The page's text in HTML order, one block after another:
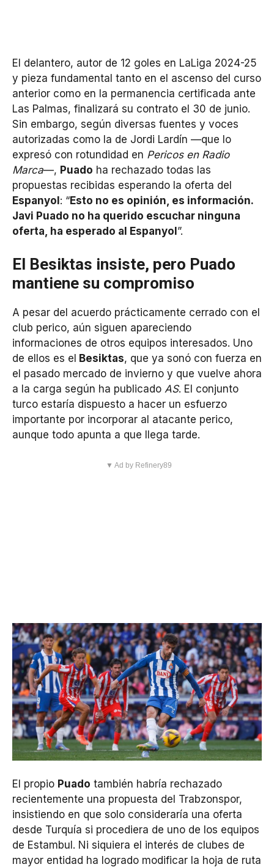
El delantero, autor de 12 goles en LaLiga 2024-25
y pieza fundamental tanto en el ascenso del curso
anterior como en la permanencia certificada ante
Las Palmas, finalizará su contrato el 30 de junio.
Sin embargo, según diversas fuentes y voces
autorizadas como la de Jordi Lardín —que lo
expresó con rotundidad en Pericos en Radio
Marca—, Puado ha rechazado todas las
propuestas recibidas esperando la oferta del
Espanyol : “Esto no es opinión, es información.
Javi Puado no ha querido escuchar ninguna
oferta, ha esperado al Espanyol ”.
El Besiktas insiste, pero Puado
mantiene su compromiso
A pesar del acuerdo prácticamente cerrado con el
club perico, aún siguen apareciendo
informaciones de otros equipos interesados. Uno
de ellos es el Besiktas, que ya sonó con fuerza en
el pasado mercado de invierno y que vuelve ahora
a la carga según ha publicado AS. El conjunto
turco estaría dispuesto a hacer un esfuerzo
importante por incorporar al atacante perico,
aunque todo apunta a que llega tarde.
▼ Ad by Refinery89
El propio Puado también habría rechazado
recientemente una propuesta del Trabzonspor,
insistiendo en que solo consideraría una oferta
desde Turquía si procediera de uno de los equipos
de Estambul. Ni siquiera el interés de clubes de
mayor entidad ha logrado modificar la hoja de ruta